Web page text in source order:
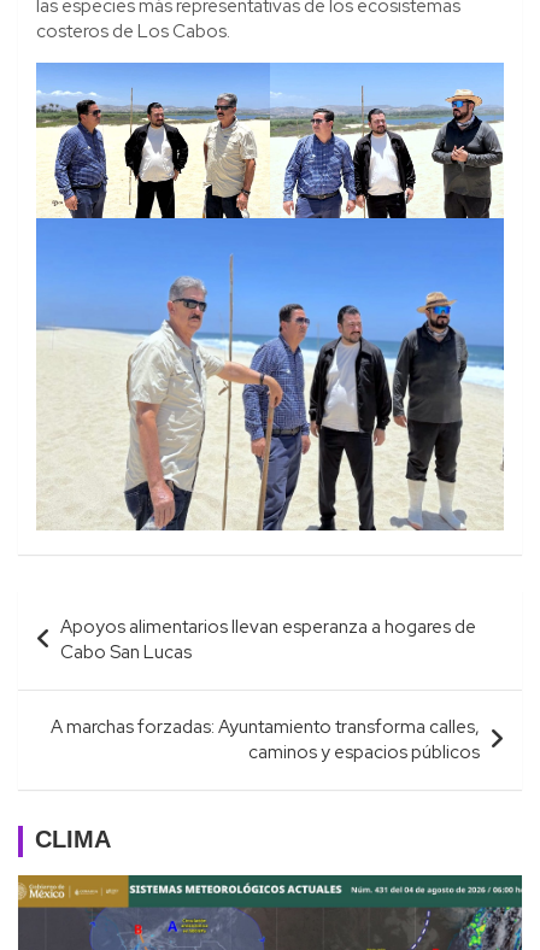
las especies más representativas de los ecosistemas
costeros de Los Cabos.
Navegación
de
entradas
Apoyos alimentarios llevan esperanza a hogares de
Cabo San Lucas
A marchas forzadas: Ayuntamiento transforma calles,
caminos y espacios públicos
CLIMA